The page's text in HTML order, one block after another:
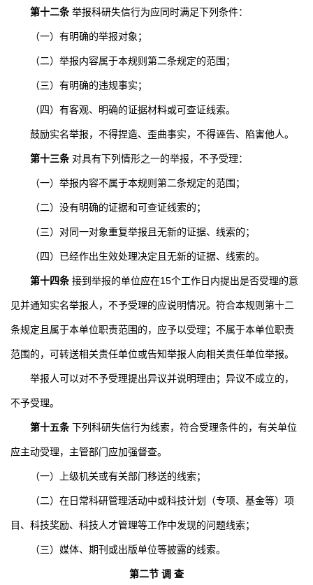
第十二条 举报科研失信行为应同时满足下列条件：
（一）有明确的举报对象；
（二）举报内容属于本规则第二条规定的范围；
（三）有明确的违规事实；
（四）有客观、明确的证据材料或可查证线索。
鼓励实名举报，不得捏造、歪曲事实，不得诬告、陷害他人。
第十三条 对具有下列情形之一的举报，不予受理：
（一）举报内容不属于本规则第二条规定的范围；
（二）没有明确的证据和可查证线索的；
（三）对同一对象重复举报且无新的证据、线索的；
（四）已经作出生效处理决定且无新的证据、线索的。
第十四条 接到举报的单位应在15个工作日内提出是否受理的意
见并通知实名举报人，不予受理的应说明情况。符合本规则第十二
条规定且属于本单位职责范围的，应予以受理；不属于本单位职责
范围的，可转送相关责任单位或告知举报人向相关责任单位举报。
举报人可以对不予受理提出异议并说明理由；异议不成立的，
不予受理。
第十五条 下列科研失信行为线索，符合受理条件的，有关单位
应主动受理，主管部门应加强督查。
（一）上级机关或有关部门移送的线索；
（二）在日常科研管理活动中或科技计划（专项、基金等）项
目、科技奖励、科技人才管理等工作中发现的问题线索；
（三）媒体、期刊或出版单位等披露的线索。
第二节 调 查